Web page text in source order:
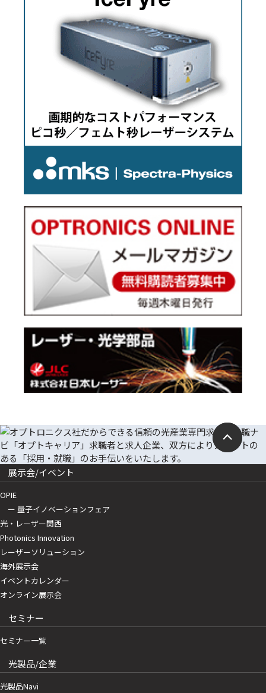
展示会/イベント
OPIE
ー 量子イノベーションフェア
光・レーザー関西
Photonics Innovation
レーザーソリューション
海外展示会
イベントカレンダー
オンライン展示会
セミナー
セミナー一覧
光製品/企業
光製品Navi